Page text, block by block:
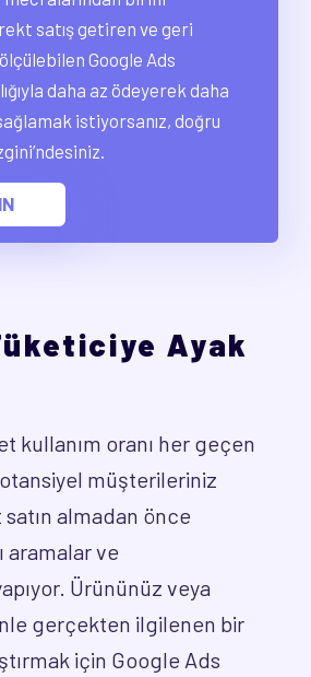
satış getiren ve geri
Google Ads
daha az ödeyerek daha
istiyorsanız, doğru
Ayak
kullanım oranı her geçen
müşterileriniz
almadan önce
aramalar ve
Ürününüz veya
gerçekten ilgilenen bir
için Google Ads